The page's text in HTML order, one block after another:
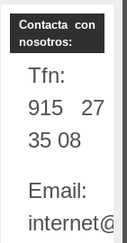
Contacta con
nosotros:
Tfn:
915 27
35 08
Email: